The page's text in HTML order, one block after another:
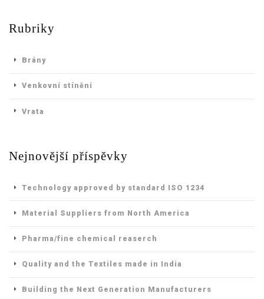
Rubriky
Brány
Venkovní stínění
Vrata
Nejnovější příspěvky
Technology approved by standard ISO 1234
Material Suppliers from North America
Pharma/fine chemical reaserch
Quality and the Textiles made in India
Building the Next Generation Manufacturers